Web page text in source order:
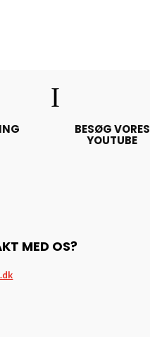
I
BESØG VORES
YOUTUBE
MED OS?